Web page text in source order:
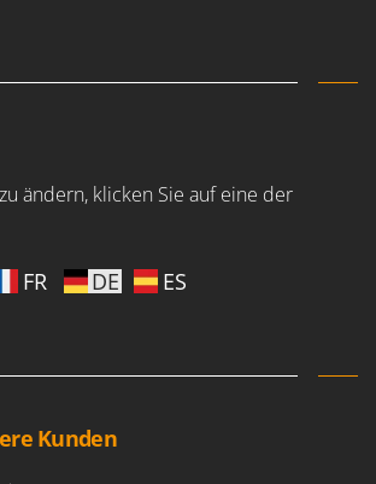
für Traktoren
für Traktor
- MGM
ändern, klicken Sie auf eine der
FR DE ES
Kunden